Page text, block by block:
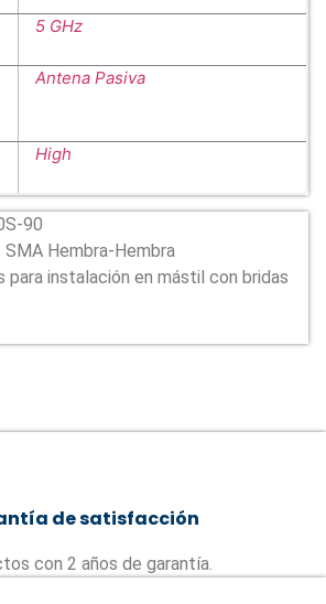
5 GHz
Antena Pasiva
High
90
Hembra-Hembra
para instalación en mástil con bridas
de satisfacción
con 2 años de garantía.